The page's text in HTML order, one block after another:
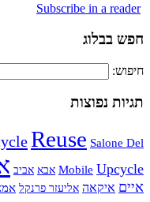
Subscribe in a reader
חפש בבלוג
חיפוש:
תגיות נפוצות
Reuse Salone Del
Mobile Upcycle אבא אביב
איים איקאה אליעזר פרנקל אמא